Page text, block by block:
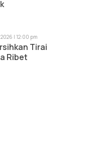
| 12:00 pm
Tirai
Ribet